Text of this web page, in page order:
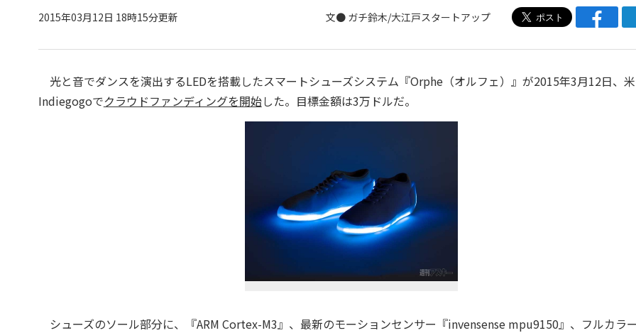
2015年03月12日 18時15分更新 文● ガチ鈴木/大江戸スタートアップ
光と音でダンスを演出するLEDを搭載したスマートシューズシステム『Orphe（オルフェ）』が2015年3月12日、
Indiegogoでクラウドファンディングを開始した。目標金額は3万ドルだ。
シューズのソール部分に、『ARM Cortex-M3』、最新のモーションセンサー『invensense mpu9150』、フルカラ